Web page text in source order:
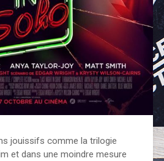
jouissifs comme la trilogie
et dans une moindre mesure